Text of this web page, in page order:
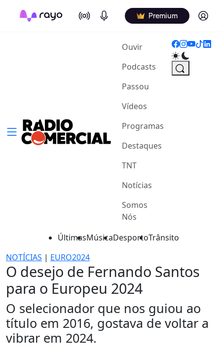
On Air Podcasts Premium Log in
Ouvir(current)
Podcasts
Passou
Vídeos
Programas
Destaques
TNT
Notícias
Somos
Nós
ÚltimasMúsicaDesportoTrânsito
NOTÍCIAS | EURO2024
O desejo de Fernando Santos
para o Europeu 2024
O selecionador que nos guiou ao
título em 2016, gostava de voltar a
vibrar em 2024.